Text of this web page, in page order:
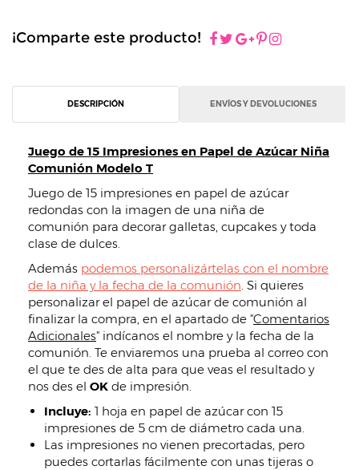
¡Comparte este producto!
DESCRIPCIÓN ENVÍOS Y DEVOLUCIONES
Juego de 15 Impresiones en Papel de Azúcar Niña
Comunión Modelo T
Juego de 15 impresiones en papel de azúcar
redondas con la imagen de una niña de
comunión para decorar galletas, cupcakes y toda
clase de dulces.
Además podemos personalizártelas con el nombre
de la niña y la fecha de la comunión. Si quieres
personalizar el papel de azúcar de comunión al
finalizar la compra, en el apartado de "Comentarios
Adicionales" indícanos el nombre y la fecha de la
comunión. Te enviaremos una prueba al correo con
el que te des de alta para que veas el resultado y
nos des el OK de impresión.
Incluye: 1 hoja en papel de azúcar con 15
impresiones de 5 cm de diámetro cada una.
Las impresiones no vienen precortadas, pero
puedes cortarlas fácilmente con unas tijeras o